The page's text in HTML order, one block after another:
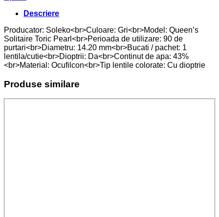
Descriere
Producator: Soleko<br>Culoare: Gri<br>Model: Queen’s
Solitaire Toric Pearl<br>Perioada de utilizare: 90 de
purtari<br>Diametru: 14.20 mm<br>Bucati / pachet: 1
lentila/cutie<br>Dioptrii: Da<br>Continut de apa: 43%
<br>Material: Ocufilcon<br>Tip lentile colorate: Cu dioptrie
Produse similare